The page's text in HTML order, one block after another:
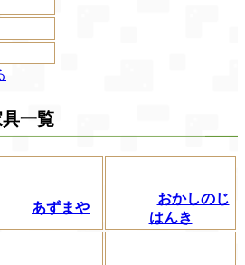
一覧
あずまや
おかしのじ
はんき